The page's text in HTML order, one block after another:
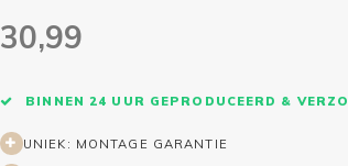
30,99
BINNEN 24 UUR GEPRODUCEERD &
UNIEK: MONTAGE GARANTIE